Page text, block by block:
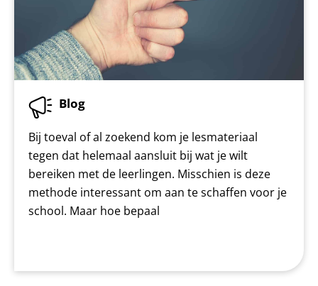
Blog
Bij toeval of al zoekend kom je lesmateriaal
tegen dat helemaal aansluit bij wat je wilt
bereiken met de leerlingen. Misschien is deze
methode interessant om aan te schaffen voor je
school. Maar hoe bepaal